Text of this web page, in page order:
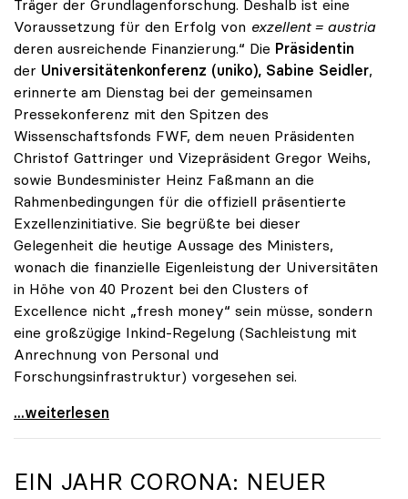
Träger der Grundlagenforschung. Deshalb ist eine
Voraussetzung für den Erfolg von exzellent = austria
deren ausreichende Finanzierung.“ Die Präsidentin
der Universitätenkonferenz (uniko), Sabine Seidler,
erinnerte am Dienstag bei der gemeinsamen
Pressekonferenz mit den Spitzen des
Wissenschaftsfonds FWF, dem neuen Präsidenten
Christof Gattringer und Vizepräsident Gregor Weihs,
sowie Bundesminister Heinz Faßmann an die
Rahmenbedingungen für die offiziell präsentierte
Exzellenzinitiative. Sie begrüßte bei dieser
Gelegenheit die heutige Aussage des Ministers,
wonach die finanzielle Eigenleistung der Universitäten
in Höhe von 40 Prozent bei den Clusters of
Excellence nicht „fresh money“ sein müsse, sondern
eine großzügige Inkind-Regelung (Sachleistung mit
Anrechnung von Personal und
Forschungsinfrastruktur) vorgesehen sei.
Seidler zur Exzellenzinitiative: Erfolg hängt von
...weiterlesen
EIN JAHR CORONA: NEUER